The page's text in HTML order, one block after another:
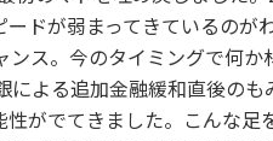
ドが弱まってきているのが
ス。今のタイミングで何か
による追加金融緩和直後の
がでてきました。こんな